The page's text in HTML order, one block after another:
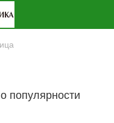
популярности